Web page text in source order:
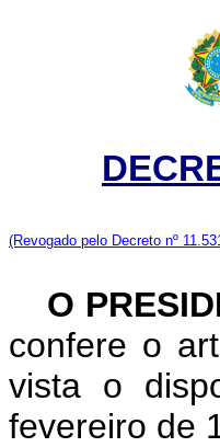
(Revogado pelo Decreto nº
O
confere o
vista o
fevereiro de